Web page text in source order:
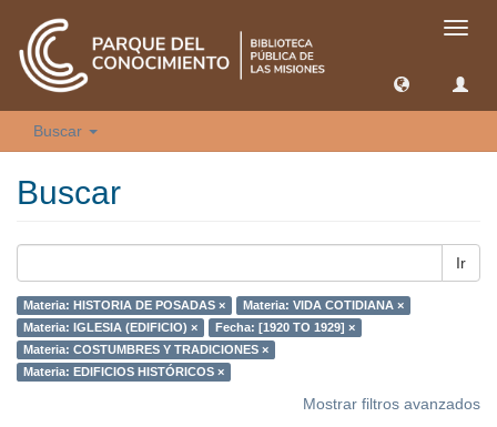
Buscar
Buscar
Ir
Materia: HISTORIA DE POSADAS ×
Materia: VIDA COTIDIANA ×
Materia: IGLESIA (EDIFICIO) ×
Fecha: [1920 TO 1929] ×
Materia: COSTUMBRES Y TRADICIONES ×
Materia: EDIFICIOS HISTÓRICOS ×
Mostrar filtros avanzados